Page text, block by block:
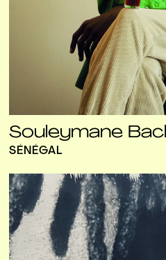
Souleymane
SÉNÉGAL